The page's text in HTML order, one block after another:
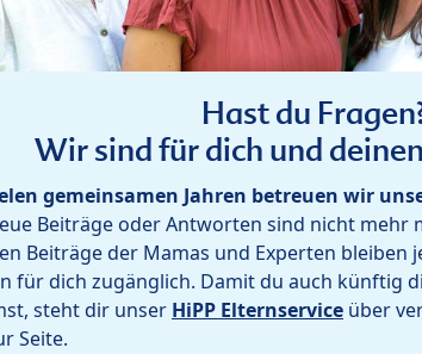
Hast du
Wir sind für dich und
gemeinsamen Jahren betreuen wir
Beiträge oder Antworten sind nicht mehr
Beiträge der Mamas und Experten bleiben
für dich zugänglich. Damit du auch künftig
steht dir unser HiPP Elternservice über
Seite.